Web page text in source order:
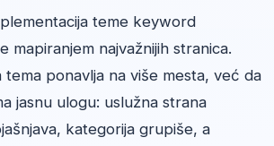
teme keyword
mapiranjem najvažnijih stranica.
tema ponavlja na više mesta, već da
jasnu ulogu: uslužna strana
kategorija grupiše, a